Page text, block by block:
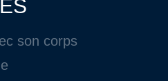
son corps